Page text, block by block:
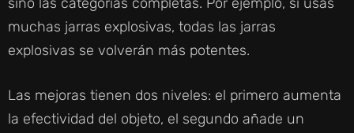
muchas jarras explosivas, todas las jarras
explosivas se volverán más potentes.
Las mejoras tienen dos niveles: el primero aumenta
la efectividad del objeto, el segundo añade un